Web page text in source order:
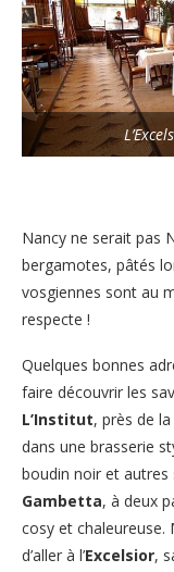
Nancy ne serait pas
bergamotes, pâtés
vosgiennes sont au
respecte !
Quelques bonnes
faire découvrir les
L’Institut, près de
dans une brasserie
boudin noir et autres
Gambetta, à deux
cosy et
d’aller à l’Excelsior,